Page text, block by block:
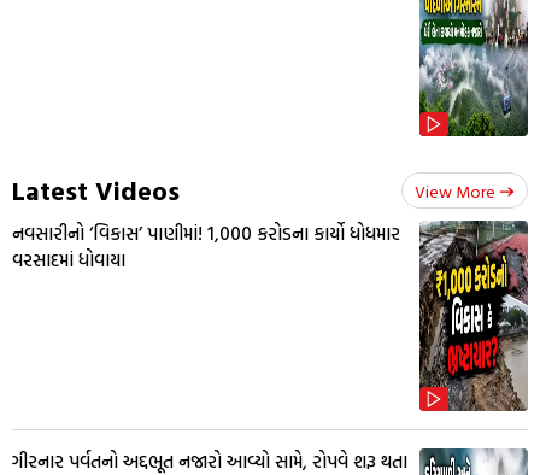
Latest Videos View More
નવસારીનો ‘વિકાસ’ પાણીમાં! ₹1,000 કરોડના કાર્યો ધોધમાર
વરસાદમાં ધોવાયા
ગીરનાર પર્વતનો અદ્દભૂત નજારો આવ્યો સામે, રોપવે શરૂ થતા